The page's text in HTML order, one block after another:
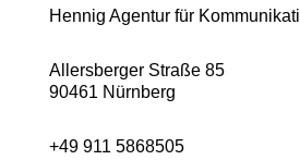
Hennig Agentur für
Allersberger Straße 85
90461 Nürnberg
+49 911 5868505